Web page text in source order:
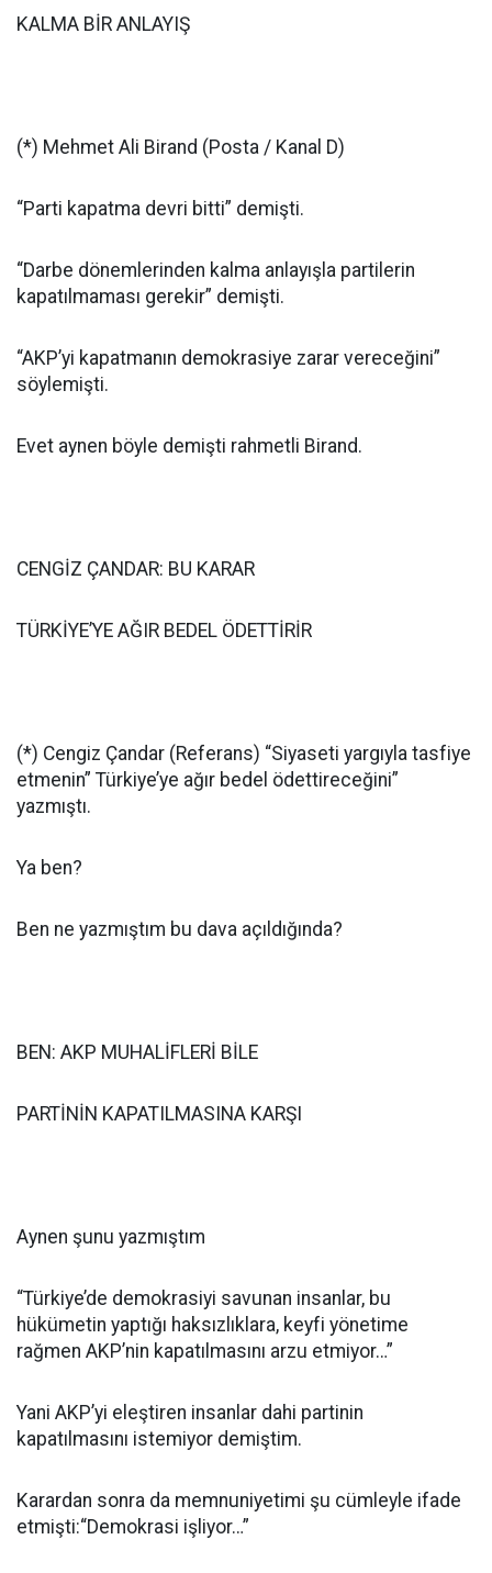
KALMA BİR ANLAYIŞ
(*) Mehmet Ali Birand (Posta / Kanal D)
“Parti kapatma devri bitti” demişti.
“Darbe dönemlerinden kalma anlayışla partilerin
kapatılmaması gerekir” demişti.
“AKP’yi kapatmanın demokrasiye zarar vereceğini”
söylemişti.
Evet aynen böyle demişti rahmetli Birand.
CENGİZ ÇANDAR: BU KARAR
TÜRKİYE’YE AĞIR BEDEL ÖDETTİRİR
(*) Cengiz Çandar (Referans) “Siyaseti yargıyla tasfiye
etmenin” Türkiye’ye ağır bedel ödettireceğini”
yazmıştı.
Ya ben?
Ben ne yazmıştım bu dava açıldığında?
BEN: AKP MUHALİFLERİ BİLE
PARTİNİN KAPATILMASINA KARŞI
Aynen şunu yazmıştım
“Türkiye’de demokrasiyi savunan insanlar, bu
hükümetin yaptığı haksızlıklara, keyfi yönetime
rağmen AKP’nin kapatılmasını arzu etmiyor…”
Yani AKP’yi eleştiren insanlar dahi partinin
kapatılmasını istemiyor demiştim.
Karardan sonra da memnuniyetimi şu cümleyle ifade
etmişti:“Demokrasi işliyor…”